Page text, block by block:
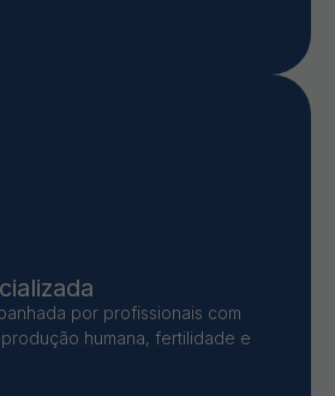
por profissionais com
humana, fertilidade e